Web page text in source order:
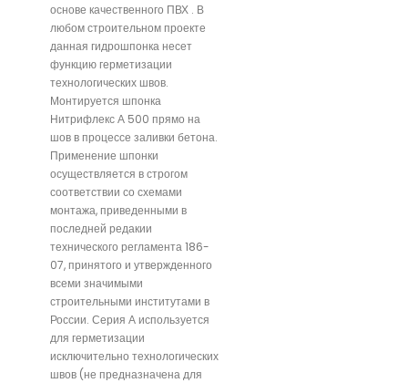
основе качественного ПВХ . В
любом строительном проекте
данная гидрошпонка несет
функцию герметизации
технологических швов.
Монтируется шпонка
Нитрифлекс А 500 прямо на
шов в процессе заливки бетона.
Применение шпонки
осуществляется в строгом
соответствии со схемами
монтажа, приведенными в
последней редакии
технического регламента 186-
07, принятого и утвержденного
всеми значимыми
строительными институтами в
России. Серия А используется
для герметизации
исключительно технологических
швов (не предназначена для